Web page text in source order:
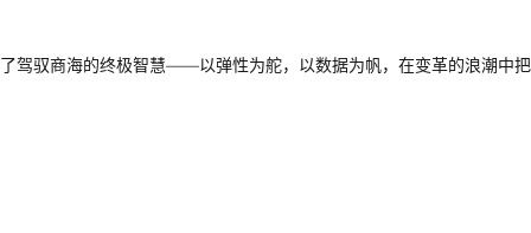
驾驭商海的终极智慧——以弹性为舵，以数据为帆，在变革的浪潮中